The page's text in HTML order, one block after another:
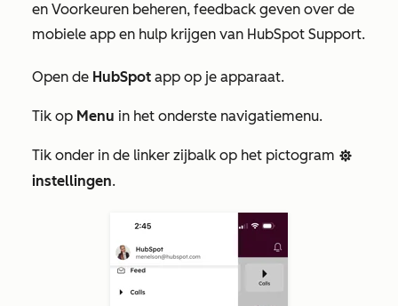
en Voorkeuren beheren, feedback geven over de
mobiele app en hulp krijgen van HubSpot Support.
Open de HubSpot app op je apparaat.
Tik op Menu in het onderste navigatiemenu.
Tik onder in de linker zijbalk op het pictogram settings
instellingen.